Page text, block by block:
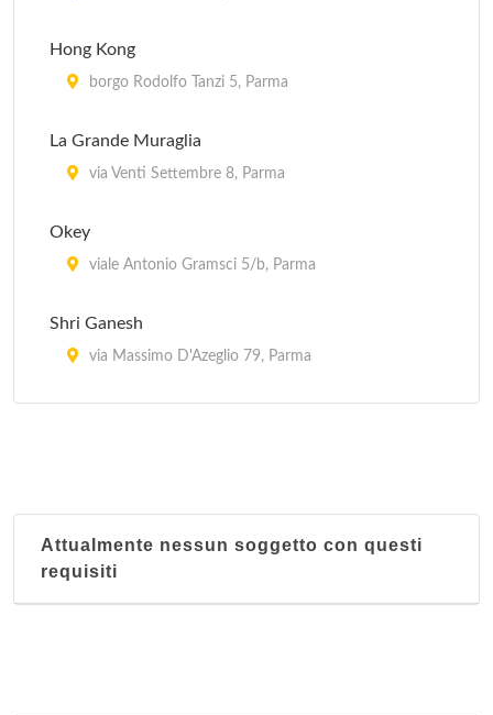
Hong Kong
borgo Rodolfo Tanzi 5, Parma
La Grande Muraglia
via Venti Settembre 8, Parma
Okey
viale Antonio Gramsci 5/b, Parma
Shri Ganesh
via Massimo D'Azeglio 79, Parma
viale Piacenza 13, Parma
Attualmente nessun soggetto con questi
requisiti